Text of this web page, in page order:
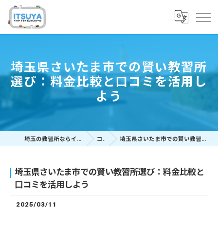
埼玉県さいたま市での賢い教習所
選び：料金比較と口コミを活用し
よう
埼玉の教習所ならイツヤドライビングスクール コラム 埼玉県さいたま市での賢い教習所選び：料金比較と口コミを活用しよう
埼玉県さいたま市での賢い教習所選び：料金比較と
口コミを活用しよう
2025/03/11